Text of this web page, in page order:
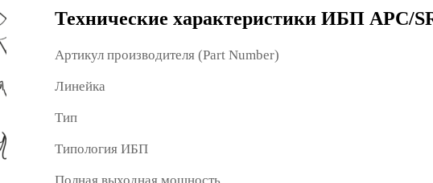
Технические характеристики ИБП APC/
Артикул производителя (Part Number)
Линейка
Тип
Типология ИБП
Полная выходная мощность